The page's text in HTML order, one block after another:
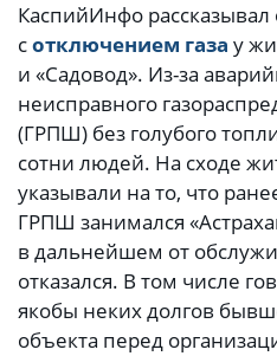
КаспийИнфо рассказывал
сотключением газа у
и «Садовод». Из-за
неисправного
(ГРПШ) без голубого
сотни людей. На сходе
указывали на то, что
ГРПШ занимался
в дальнейшем от
отказался. В том числе
якобы неких долгов
объекта перед